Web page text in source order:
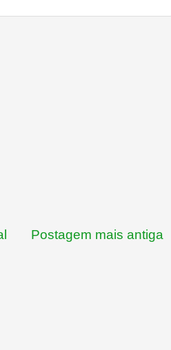
Postagem mais antiga